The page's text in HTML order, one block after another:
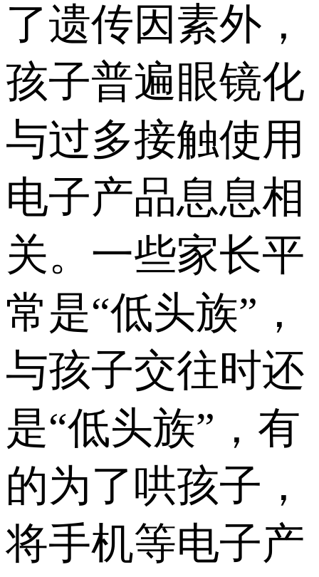
了遗传因素外，
孩子普遍眼镜化
与过多接触使用
电子产品息息相
关。一些家长平
常是“低头族”，
与孩子交往时还
是“低头族”，有
的为了哄孩子，
将手机等电子产